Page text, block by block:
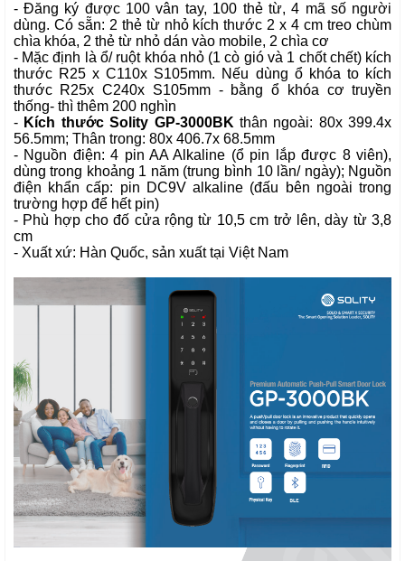
- Đăng ký được 100 vân tay, 100 thẻ từ, 4 mã số người
dùng. Có sẵn: 2 thẻ từ nhỏ kích thước 2 x 4 cm treo chùm
chìa khóa, 2 thẻ từ nhỏ dán vào mobile, 2 chìa cơ
- Mặc định là ổ/ ruột khóa nhỏ (1 cò gió và 1 chốt chết) kích
thước R25 x C110x S105mm. Nếu dùng ổ khóa to kích
thước R25x C240x S105mm - bằng ổ khóa cơ truyền
thống- thì thêm 200 nghìn
- Kích thước Solity GP-3000BK thân ngoài: 80x 399.4x
56.5mm; Thân trong: 80x 406.7x 68.5mm
- Nguồn điện: 4 pin AA Alkaline (ổ pin lắp được 8 viên),
dùng trong khoảng 1 năm (trung bình 10 lần/ ngày); Nguồn
điện khẩn cấp: pin DC9V alkaline (đấu bên ngoài trong
trường hợp để hết pin)
- Phù hợp cho đố cửa rộng từ 10,5 cm trở lên, dày từ 3,8
cm
- Xuất xứ: Hàn Quốc, sản xuất tại Việt Nam